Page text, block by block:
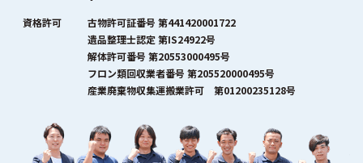
資格許可
古物許可証番号 第441420001722
遺品整理士認定 第IS24922号
解体許可番号 第20553000495号
フロン類回収業者番号 第205520000495号
産業廃棄物収集運搬業許可 第01200235128号